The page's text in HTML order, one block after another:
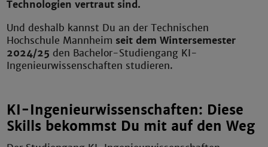
Technologien vertraut sind.
Und deshalb kannst Du an der Technischen
Hochschule Mannheim seit dem Wintersemester
2024/25 den Bachelor-Studiengang KI-
Ingenieurwissenschaften studieren.
KI-Ingenieurwissenschaften: Diese
Skills bekommst Du mit auf den Weg